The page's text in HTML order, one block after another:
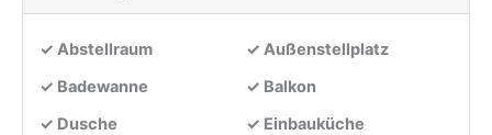
✓ Abstellraum
✓ Außenstellplatz
✓ Badewanne
✓ Balkon
✓ Dusche
✓ Einbauküche